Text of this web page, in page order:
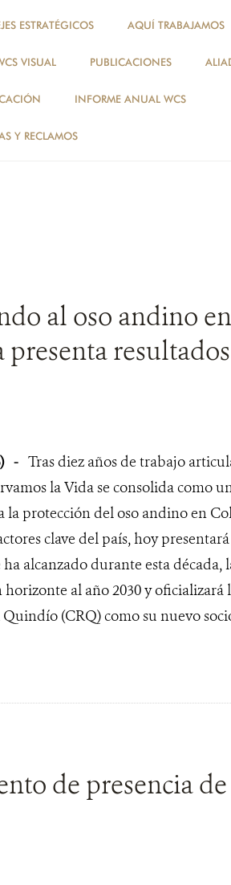
ESTRATÉGICOS AQUÍ TRABAJAMOS
VISUAL PUBLICACIONES
INFORME ANUAL WCS
Y RECLAMOS
al oso andino
- Tras diez años de trabajo
la Vida se consolida como
la protección del oso andino en
clave del país, hoy
alcanzado durante esta década,
horizonte al año 2030 y oficializará
(CRQ) como su nuevo
de presencia